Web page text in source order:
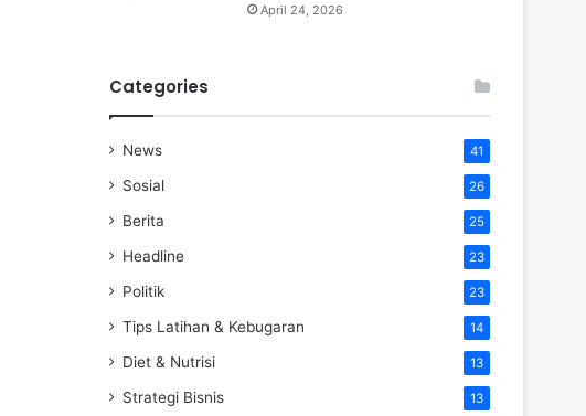
April 24, 2026
Categories
News 41
Sosial 26
Berita 25
Headline 23
Politik 23
Tips Latihan & Kebugaran 14
Diet & Nutrisi 13
Strategi Bisnis 13